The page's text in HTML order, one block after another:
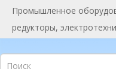
Промышленное
редукторы,